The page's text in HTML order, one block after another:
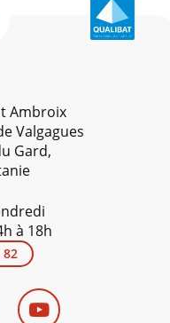
Ambroix
Valgagues
Gard,
à 18h
82